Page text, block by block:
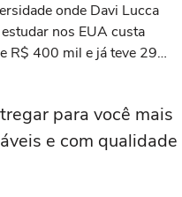
onde Davi Lucca
nos EUA custa
R$ 400 mil e já teve 29
para você mais
e com qualidade